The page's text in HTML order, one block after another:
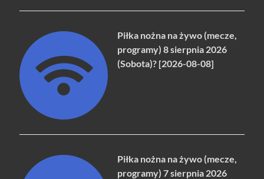
Piłka nożna na żywo (mecze,
programy) 8 sierpnia 2026
(Sobota)? [2026-08-08]
Piłka nożna na żywo (mecze,
programy) 7 sierpnia 2026